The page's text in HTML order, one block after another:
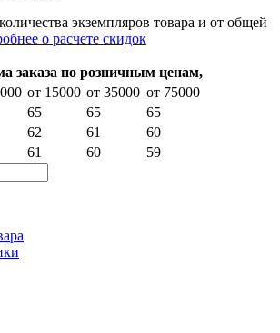
экземпляров товара и от общей
о расчете скидок
заказа по розничным ценам,
от 15000 от 35000 от 75000
65 65
65
62 61
60
61 60 59